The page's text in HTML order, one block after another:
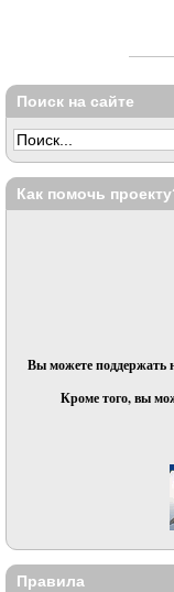
Поиск на сайте
Как помочь
Вы можете поддержать
Кроме того, вы
Правила